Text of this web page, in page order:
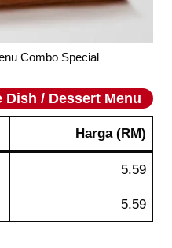
Combo Special
Dish / Dessert Menu
Harga(RM)
5.59
5.59